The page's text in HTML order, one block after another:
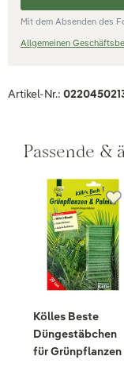
Mit dem Absenden des
Allgemeinen
Artikel-Nr.:
Passende &
Kölles Beste
Düngestäbchen
für Grünpflanzen